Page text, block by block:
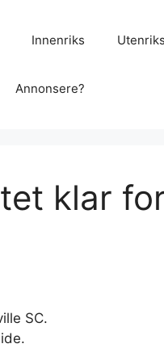
Innenriks Utenriks
Annonsere?
klar
SC.